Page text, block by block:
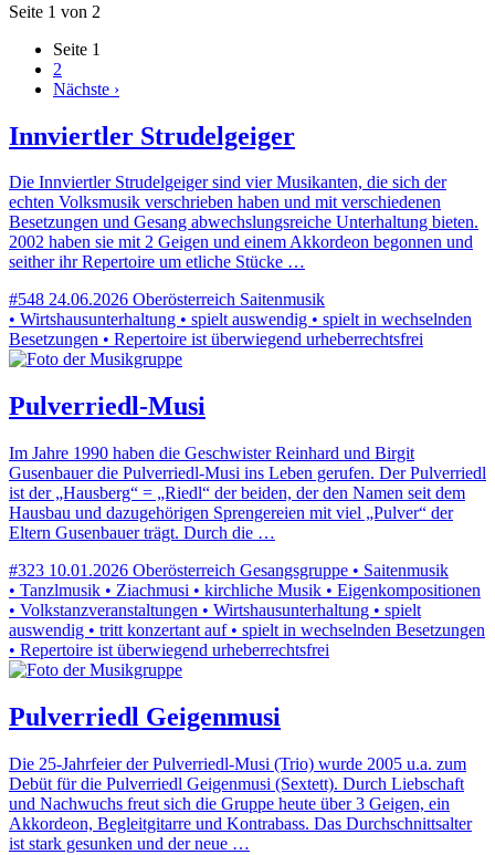
Seite 1 von 2
Seite 1
2
Nächste ›
Innviertler Strudelgeiger
Die Innviertler Strudelgeiger sind vier Musikanten, die sich der
echten Volksmusik verschrieben haben und mit verschiedenen
Besetzungen und Gesang abwechslungsreiche Unterhaltung bieten.
2002 haben sie mit 2 Geigen und einem Akkordeon begonnen und
seither ihr Repertoire um etliche Stücke …
#548 24.06.2026 Oberösterreich Saitenmusik
• Wirtshausunterhaltung • spielt auswendig • spielt in wechselnden
Besetzungen • Repertoire ist überwiegend urheberrechtsfrei
Pulverriedl-Musi
Im Jahre 1990 haben die Geschwister Reinhard und Birgit
Gusenbauer die Pulverriedl-Musi ins Leben gerufen. Der Pulverriedl
ist der „Hausberg“ = „Riedl“ der beiden, der den Namen seit dem
Hausbau und dazugehörigen Sprengereien mit viel „Pulver“ der
Eltern Gusenbauer trägt. Durch die …
#323 10.01.2026 Oberösterreich Gesangsgruppe • Saitenmusik
• Tanzlmusik • Ziachmusi • kirchliche Musik • Eigenkompositionen
• Volkstanzveranstaltungen • Wirtshausunterhaltung • spielt
auswendig • tritt konzertant auf • spielt in wechselnden Besetzungen
• Repertoire ist überwiegend urheberrechtsfrei
Pulverriedl Geigenmusi
Die 25-Jahrfeier der Pulverriedl-Musi (Trio) wurde 2005 u.a. zum
Debüt für die Pulverriedl Geigenmusi (Sextett). Durch Liebschaft
und Nachwuchs freut sich die Gruppe heute über 3 Geigen, ein
Akkordeon, Begleitgitarre und Kontrabass. Das Durchschnittsalter
ist stark gesunken und der neue …